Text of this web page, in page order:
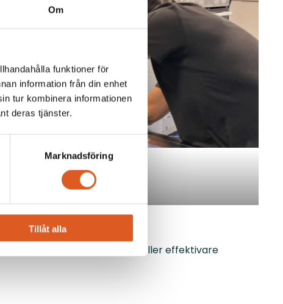
Om
funktioner för
information från din enhet
tur kombinera informationen
deras tjänster.
Marknadsföring
Tillåt alla
breddning av roller eller effektivare